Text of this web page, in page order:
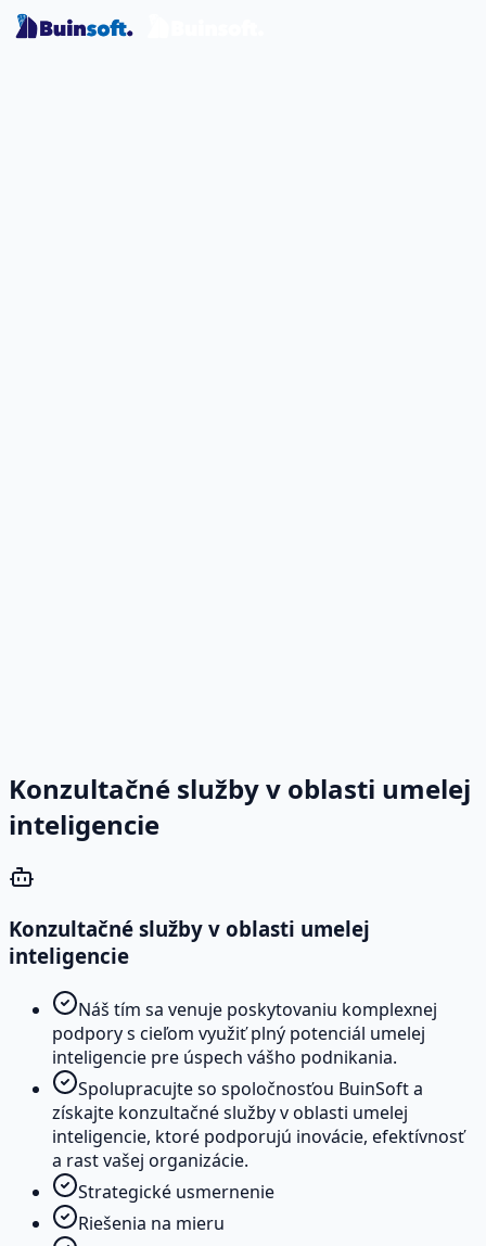
Konzultačné služby v oblasti umelej
inteligencie
Konzultačné služby v oblasti umelej
inteligencie
Náš tím sa venuje poskytovaniu komplexnej
podpory s cieľom využiť plný potenciál umelej
inteligencie pre úspech vášho podnikania.
Spolupracujte so spoločnosťou BuinSoft a
získajte konzultačné služby v oblasti umelej
inteligencie, ktoré podporujú inovácie, efektívnosť
a rast vašej organizácie.
Strategické usmernenie
Riešenia na mieru